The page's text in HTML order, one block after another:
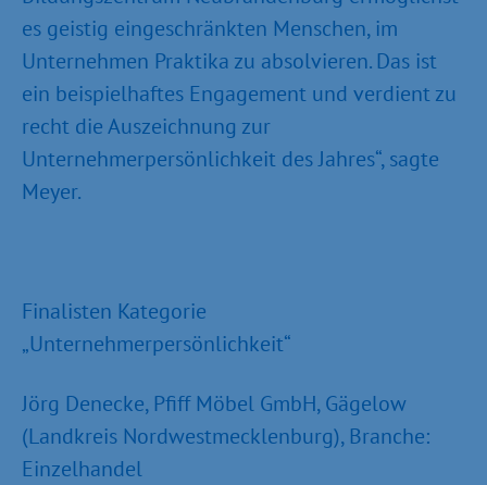
es geistig eingeschränkten Menschen, im
Unternehmen Praktika zu absolvieren. Das ist
ein beispielhaftes Engagement und verdient zu
recht die Auszeichnung zur
Unternehmerpersönlichkeit des Jahres“, sagte
Meyer.
Finalisten Kategorie
„Unternehmerpersönlichkeit“
Jörg Denecke, Pfiff Möbel GmbH, Gägelow
(Landkreis Nordwestmecklenburg), Branche:
Einzelhandel